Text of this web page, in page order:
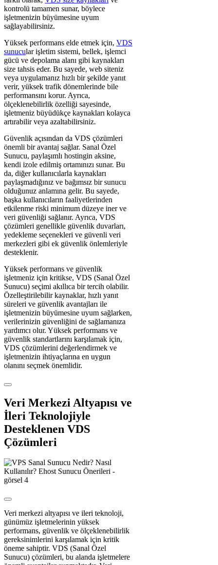
kontrolü tamamen sunar, böylece
işletmenizin büyümesine uyum
sağlayabilirsiniz.
Yüksek performans elde etmek için, VDS
sunucular işletim sistemi, bellek, işlemci
gücü ve depolama alanı gibi kaynakları
size tahsis eder. Bu sayede, web siteniz
veya uygulamanız hızlı bir şekilde yanıt
verir, yüksek trafik dönemlerinde bile
performansını korur. Ayrıca,
ölçeklenebilirlik özelliği sayesinde,
işletmeniz büyüdükçe kaynakları kolayca
artırabilir veya azaltabilirsiniz.
Güvenlik açısından da VDS çözümleri
önemli bir avantaj sağlar. Sanal Özel
Sunucu, paylaşımlı hostingin aksine,
kendi izole edilmiş ortamınızı sunar. Bu
da, diğer kullanıcılarla kaynakları
paylaşmadığınız ve bağımsız bir sunucu
olduğunuz anlamına gelir. Bu sayede,
başka kullanıcıların faaliyetlerinden
etkilenme riski minimum düzeye iner ve
veri güvenliği sağlanır. Ayrıca, VDS
çözümleri genellikle güvenlik duvarları,
yedekleme seçenekleri ve güvenli veri
merkezleri gibi ek güvenlik önlemleriyle
desteklenir.
Yüksek performans ve güvenlik
işletmeniz için kritikse, VDS (Sanal Özel
Sunucu) seçimi akıllıca bir tercih olabilir.
Özelleştirilebilir kaynaklar, hızlı yanıt
süreleri ve güvenlik avantajları ile
işletmenizin büyümesine uyum sağlarken,
verilerinizin güvenliğini de sağlamanıza
yardımcı olur. Yüksek performans ve
güvenlik standartlarını karşılamak için,
VDS çözümlerini değerlendirmek ve
işletmenizin ihtiyaçlarına en uygun
olanını seçmek önemlidir.
Veri Merkezi Altyapısı ve
İleri Teknolojiyle
Desteklenen VDS
Çözümleri
Veri merkezi altyapısı ve ileri teknoloji,
günümüz işletmelerinin yüksek
performans, güvenlik ve ölçeklenebilirlik
gereksinimlerini karşılamak için kritik
öneme sahiptir. VDS (Sanal Özel
Sunucu) çözümleri, bu alanda işletmelere